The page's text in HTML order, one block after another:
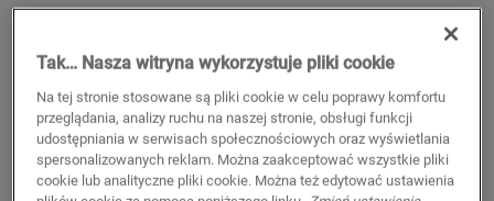
wszystko: od bawiących się zwierząt po pełne energii
maluchy i spontaniczne spotkania z przyjaciółmi.
Nasze panele laminowane klasy premium zapewniają
łatwy montaż i idealnie nadają się do połączenia z
ogrzewaniem podłogowym . Są także odporne na
plamy i zadrapania i będą wyglądać nieskazitelnie
przez lata, nawet w ruchliwych wnętrzach.
Tak… Nasza witryna wykorzystuje pliki cookie
Na tej stronie stosowane są pliki cookie w celu poprawy komfortu
przeglądania, analizy ruchu na naszej stronie, obsługi funkcji
udostępniania w serwisach społecznościowych oraz wyświetlania
spersonalizowanych reklam. Można zaakceptować wszystkie pliki
cookie lub analityczne pliki cookie. Można też edytować ustawienia